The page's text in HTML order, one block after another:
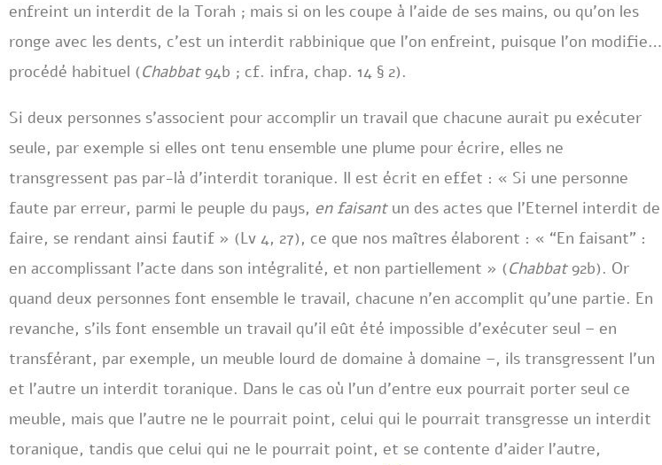
enfreint un interdit de la Torah ; mais si on les coupe à l’aide de ses mains, ou qu’on les
ronge avec les dents, c’est un interdit rabbinique que l’on enfreint, puisque l’on modifie le
procédé habituel (Chabbat94b ; cf. infra, chap. 14 § 2).
Si deux personnes s’associent pour accomplir un travail que chacune aurait pu exécuter
seule, par exemple si elles ont tenu ensemble une plume pour écrire, elles ne
transgressent pas par-là d’interdit toranique. Il est écrit en effet : « Si une personne
faute par erreur, parmi le peuple du pays, en faisantun des actes que l’Eternel interdit de
faire, se rendant ainsi fautif » (Lv 4, 27), ce que nos maîtres élaborent : « “En faisant” :
en accomplissant l’acte dans son intégralité, et non partiellement » (Chabbat 92b). Or
quand deux personnes font ensemble le travail, chacune n’en accomplit qu’une partie. En
revanche, s’ils font ensemble un travail qu’il eût été impossible d’exécuter seul – en
transférant, par exemple, un meuble lourd de domaine à domaine –, ils transgressent l’un
et l’autre un interdit toranique. Dans le cas où l’un d’entre eux pourrait porter seul ce
meuble, mais que l’autre ne le pourrait point, celui qui le pourrait transgresse un interdit
toranique, tandis que celui qui ne le pourrait point, et se contente d’aider l’autre,